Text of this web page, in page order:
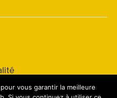
vous garantir la meilleure